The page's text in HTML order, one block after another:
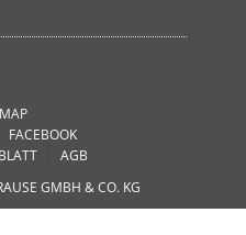
FACEBOOK
AGB
GMBH & CO. KG